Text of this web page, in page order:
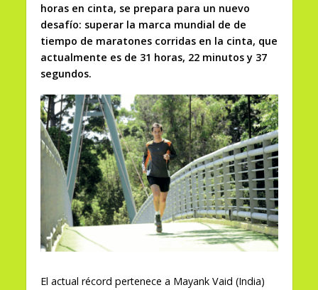
horas en cinta, se prepara para un nuevo
desafío: superar la marca mundial de de
tiempo de maratones corridas en la cinta, que
actualmente es de 31 horas, 22 minutos y 37
segundos.
El actual récord pertenece a Mayank Vaid (India)